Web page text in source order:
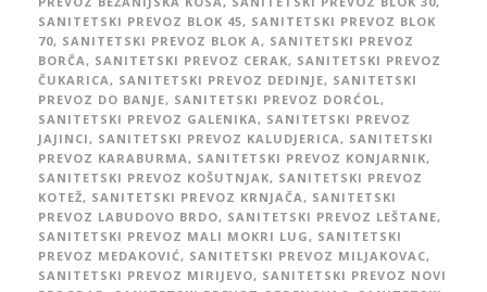
SANITETSKI PREVOZ BLOK 45, SANITETSKI PREVOZ BLOK
70, SANITETSKI PREVOZ BLOK A , SANITETSKI PREVOZ
BORČA , SANITETSKI PREVOZ CERAK, SANITETSKI PREVOZ
ČUKARICA , SANITETSKI PREVOZ DEDINJE, SANITETSKI
PREVOZ DO BANJE, SANITETSKI PREVOZ DORĆOL,
SANITETSKI PREVOZ GALENIKA , SANITETSKI PREVOZ
JAJINCI , SANITETSKI PREVOZ KALUDJERICA , SANITETSKI
PREVOZ KARABURMA , SANITETSKI PREVOZ KONJARNIK,
SANITETSKI PREVOZ KOŠUTNJAK, SANITETSKI PREVOZ
KOTEŽ, SANITETSKI PREVOZ KRNJAČA , SANITETSKI
PREVOZ LABUDOVO BRDO, SANITETSKI PREVOZ LEŠTANE,
SANITETSKI PREVOZ MALI MOKRI LUG , SANITETSKI
PREVOZ MEDAKOVIĆ, SANITETSKI PREVOZ MILJAKOVAC,
SANITETSKI PREVOZ MIRIJEVO, SANITETSKI PREVOZ NOVI